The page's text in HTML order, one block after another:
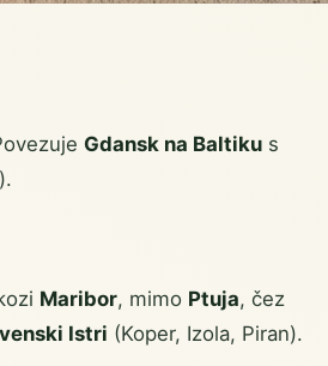
Gdansk na Baltikus
Maribor, mimo Ptuja, čez
Istri (Koper, Izola, Piran).